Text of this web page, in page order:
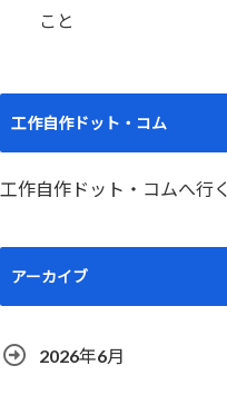
こと
工作自作ドット・コム
工作自作ドット・コムへ行く
アーカイブ
2026年6月